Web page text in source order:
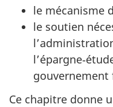
le mécanisme
le soutien
gouvernement
Ce chapitre donne